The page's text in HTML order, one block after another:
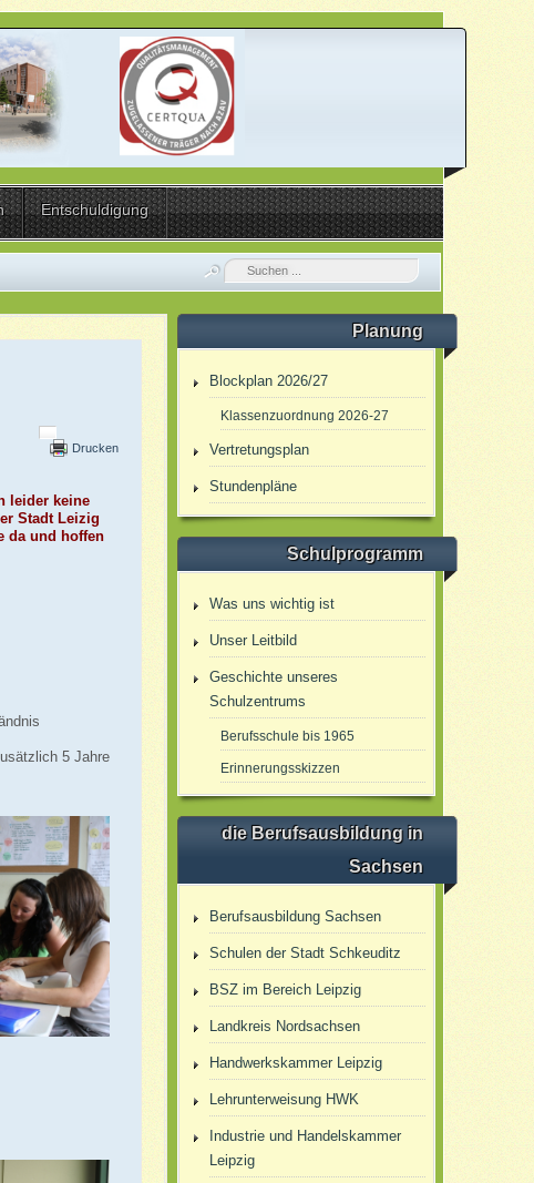
Entschuldigung
Drucken
leider keine
Stadt Leizig
da und hoffen
5 Jahre
Planung
Blockplan 2026/27
Klassenzuordnung 2026-27
Vertretungsplan
Stundenpläne
Schulprogramm
Was uns wichtig ist
Unser Leitbild
Geschichte unseres
Schulzentrums
Berufsschule bis 1965
Erinnerungsskizzen
die Berufsausbildung in
Sachsen
Berufsausbildung Sachsen
Schulen der Stadt Schkeuditz
BSZ im Bereich Leipzig
Landkreis Nordsachsen
Handwerkskammer Leipzig
Lehrunterweisung HWK
Industrie und Handelskammer
Leipzig